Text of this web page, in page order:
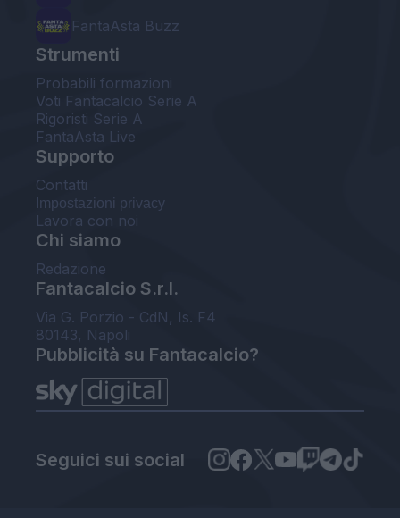
FantaAsta Buzz
Strumenti
Probabili formazioni
Voti Fantacalcio Serie A
Rigoristi Serie A
FantaAsta Live
Supporto
Contatti
Impostazioni privacy
Lavora con noi
Chi siamo
Redazione
Fantacalcio S.r.l.
Via G. Porzio - CdN, Is. F4
80143, Napoli
Pubblicità su Fantacalcio?
Seguici sui social